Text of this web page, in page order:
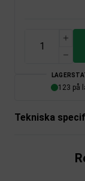
123 på
Tekniska